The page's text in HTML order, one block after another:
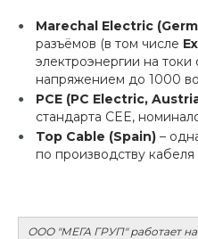
Marechal Electric (
разъёмов (в том числе Ex
электроэнергии на
напряжением до 1000
PCE (PC Electric,
стандарта CEE,
Top Cable (Spain) –
по производству кабеля
ООО "МЕГА ГРУП" работает на